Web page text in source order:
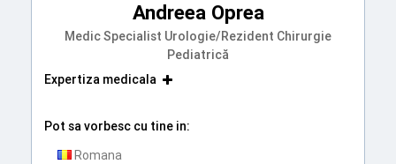
Andreea Oprea
Medic Specialist Urologie/Rezident Chirurgie
Pediatrică
Expertiza medicala
Pot sa vorbesc cu tine in:
Romana